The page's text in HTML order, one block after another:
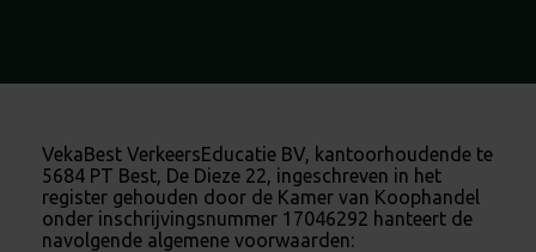
VekaBest VerkeersEducatie BV, kantoorhoudende te
5684 PT Best, De Dieze 22, ingeschreven in het
register gehouden door de Kamer van Koophandel
onder inschrijvingsnummer 17046292 hanteert de
navolgende algemene voorwaarden: